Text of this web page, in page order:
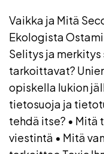
Vaikka ja Mitä
Ekologista
Selitys ja merkitys
tarkoittavat?
opiskella lukion
tietosuoja ja
tehdä itse? • Mitä
viestintä • Mitä